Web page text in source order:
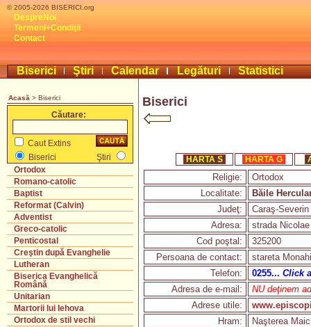
© 2005-2026 BISERICI.org
DespreNoi
Termeni+Condiţii
Contact
Biserici Ştiri Calendar Legături Statistici
Acasă > Biserici
Căutare:
Caut Extins
Biserici
Ştiri
Ortodox
Romano-catolic
Baptist
Reformat (Calvin)
Adventist
Greco-catolic
Penticostal
Creştin după Evanghelie
Lutheran
Biserica Evanghelică
Română
Unitarian
Martorii lui Iehova
Ortodox de stil vechi
Biserici
HARTA S HARTA G
Religie:
Ortodox
Localitate:
Băile
Judeţ:
Caraş-Severin
Adresa:
strada
Cod poştal:
325200
Persoana de contact:
stareta
Telefon:
0255... Click
Adresa de e-mail:
NU deţinem
Adrese utile:
Hram:
Naşterea